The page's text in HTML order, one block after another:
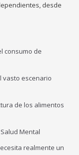
desde
consumo de
vasto escenario
de los alimentos
Mental
realmente un